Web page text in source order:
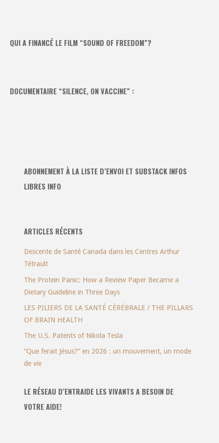
QUI A FINANCÉ LE FILM “SOUND OF FREEDOM”?
DOCUMENTAIRE “SILENCE, ON VACCINE” :
ABONNEMENT À LA LISTE D’ENVOI ET SUBSTACK INFOS
LIBRES INFO
ARTICLES RÉCENTS
Descente de Santé Canada dans les Centres Arthur
Tétrault
The Protein Panic: How a Review Paper Became a
Dietary Guideline in Three Days
LES PILIERS DE LA SANTÉ CÉRÉBRALE / THE PILLARS
OF BRAIN HEALTH
The U.S. Patents of Nikola Tesla
“Que ferait Jésus?” en 2026 : un mouvement, un mode
de vie
LE RÉSEAU D’ENTRAIDE LES VIVANTS A BESOIN DE
VOTRE AIDE!